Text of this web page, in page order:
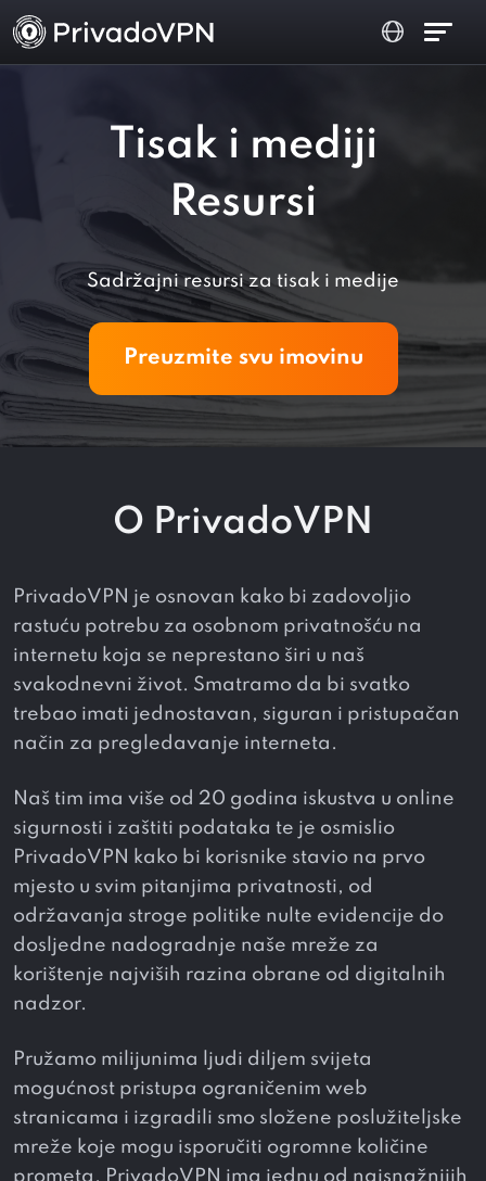
Tisak i mediji
Resursi
Sadržajni resursi za tisak i medije
Preuzmite svu imovinu
O PrivadoVPN
PrivadoVPN je osnovan kako bi zadovoljio
rastuću potrebu za osobnom privatnošću na
internetu koja se neprestano širi u naš
svakodnevni život. Smatramo da bi svatko
trebao imati jednostavan, siguran i pristupačan
način za pregledavanje interneta.
Naš tim ima više od 20 godina iskustva u online
sigurnosti i zaštiti podataka te je osmislio
PrivadoVPN kako bi korisnike stavio na prvo
mjesto u svim pitanjima privatnosti, od
održavanja stroge politike nulte evidencije do
dosljedne nadogradnje naše mreže za
korištenje najviših razina obrane od digitalnih
nadzor.
Pružamo milijunima ljudi diljem svijeta
mogućnost pristupa ograničenim web
stranicama i izgradili smo složene poslužiteljske
mreže koje mogu isporučiti ogromne količine
prometa. PrivadoVPN ima jednu od najsnažnijih